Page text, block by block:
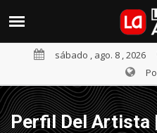
sábado , ago. 8 , 2026
Perfil Del Artista